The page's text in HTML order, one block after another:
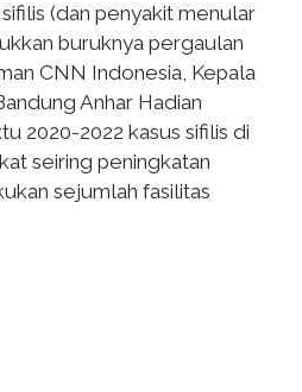
(dan penyakit menular
buruknya pergaulan
CNN Indonesia, Kepala
Anhar Hadian
2020-2022 kasus sifilis di
seiring peningkatan
sejumlah fasilitas